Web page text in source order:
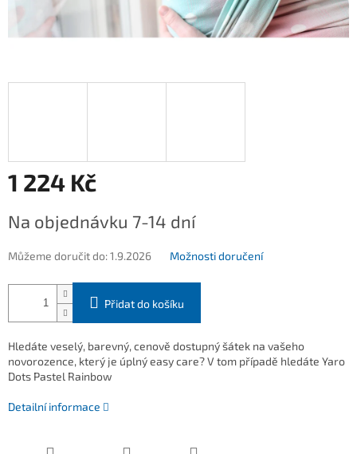
1 224 Kč
cena:
Na objednávku 7-14 dní
Můžeme doručit do:1.9.2026 Možnosti doručení
Přidat do košíku
Hledáte veselý, barevný, cenově dostupný šátek na vašeho
novorozence, který je úplný easy care? V tom případě hledáte Yaro
Dots Pastel Rainbow
Detailní informace